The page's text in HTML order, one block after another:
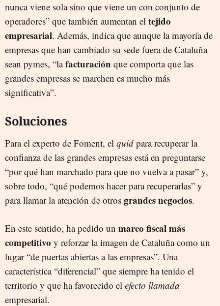
nunca viene sola sino que viene un con conjunto de
operadores” que también aumentan el tejido
empresarial. Además, indica que aunque la mayoría de
empresas que han cambiado su sede fuera de Cataluña
sean pymes, “lafacturación que comporta que las
grandes empresas se marchen es mucho más
significativa”.
Soluciones
Para el experto de Foment, el quid para recuperar la
confianza de las grandes empresas está en preguntarse
“por qué han marchado para que no vuelva a pasar” y,
sobre todo, “qué podemos hacer para recuperarlas” y
para llamar la atención de otros grandes negocios.
En este sentido, ha pedido un marco fiscal más
competitivo y reforzar la imagen de Cataluña como un
lugar “de puertas abiertas a las empresas”. Una
característica “diferencial” que siempre ha tenido el
territorio y que ha favorecido el efecto llamada
empresarial.